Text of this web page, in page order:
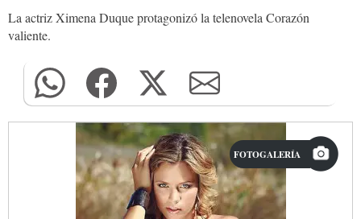
La actriz Ximena Duque protagonizó la telenovela Corazón
valiente.
FOTOGALERÍA